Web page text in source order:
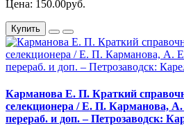
Цена: 150.00руб.
Купить
Карманова Е. П. Краткий
селекционера / Е. П. Карманова, А.
перераб. и доп. – Петрозаводск: